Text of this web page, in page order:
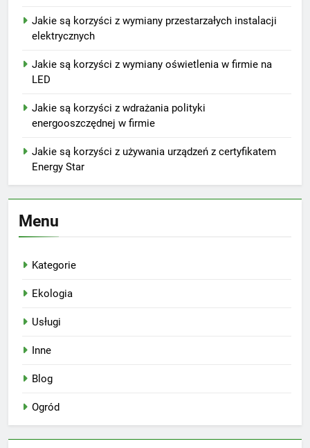
Jakie są korzyści z wymiany przestarzałych instalacji
elektrycznych
Jakie są korzyści z wymiany oświetlenia w firmie na
LED
Jakie są korzyści z wdrażania polityki
energooszczędnej w firmie
Jakie są korzyści z używania urządzeń z certyfikatem
Energy Star
Menu
Kategorie
Ekologia
Usługi
Inne
Blog
Ogród